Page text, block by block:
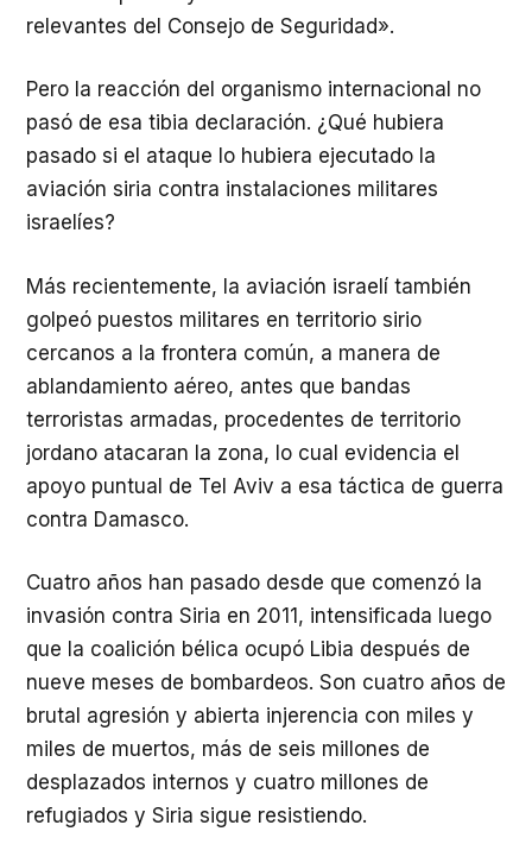
relevantes del Consejo de Seguridad».
Pero la reacción del organismo internacional no
pasó de esa tibia declaración. ¿Qué hubiera
pasado si el ataque lo hubiera ejecutado la
aviación siria contra instalaciones militares
israelíes?
Más recientemente, la aviación israelí también
golpeó puestos militares en territorio sirio
cercanos a la frontera común, a manera de
ablandamiento aéreo, antes que bandas
terroristas armadas, procedentes de territorio
jordano atacaran la zona, lo cual evidencia el
apoyo puntual de Tel Aviv a esa táctica de guerra
contra Damasco.
Cuatro años han pasado desde que comenzó la
invasión contra Siria en 2011, intensificada luego
que la coalición bélica ocupó Libia después de
nueve meses de bombardeos. Son cuatro años de
brutal agresión y abierta injerencia con miles y
miles de muertos, más de seis millones de
desplazados internos y cuatro millones de
refugiados y Siria sigue resistiendo.